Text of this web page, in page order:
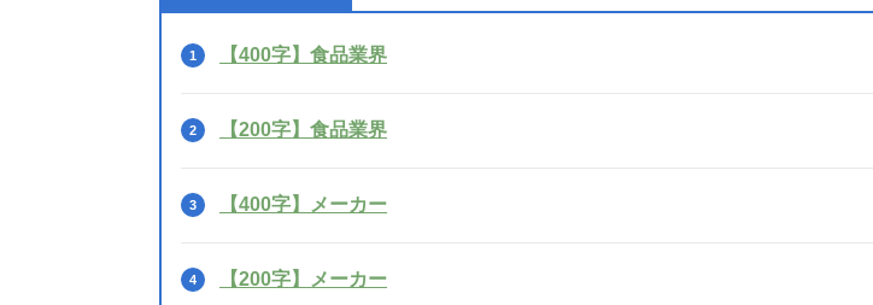
【400字】食品業界
【200字】食品業界
【400字】メーカー
【200字】メーカー